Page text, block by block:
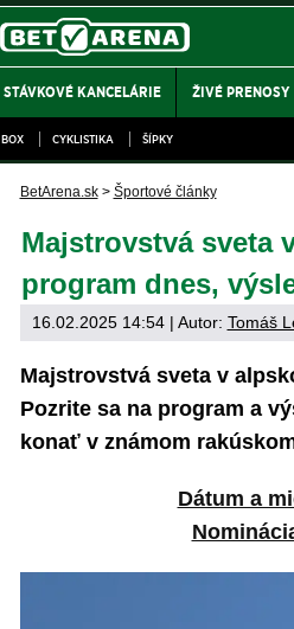
STÁVKOVÉ KANCELÁRIE ŽIVÉ PRENOSY
BOX CYKLISTIKA ŠÍPKY
BetArena.sk > Športové články
Majstrovstvá sveta
program dnes,
16.02.2025 14:54| Autor: Tomáš
Majstrovstvá sveta v
Pozrite sa na program a
konať v známom
Dátum a